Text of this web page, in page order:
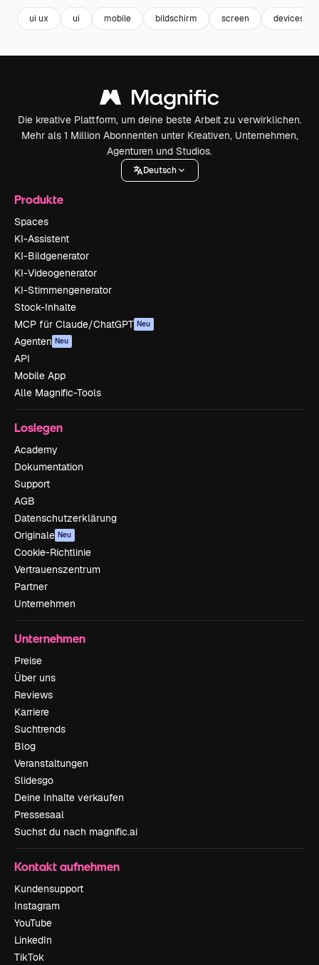
ui ux ui mobile bildschirm screen devices
Die kreative Plattform, um deine beste Arbeit zu verwirklichen.
Mehr als 1 Million Abonnenten unter Kreativen, Unternehmen,
Agenturen und Studios.
Deutsch
Produkte
Spaces
KI-Assistent
KI-Bildgenerator
KI-Videogenerator
KI-Stimmengenerator
Stock-Inhalte
MCP für Claude/ChatGPT Neu
Agenten Neu
API
Mobile App
Alle Magnific-Tools
Loslegen
Academy
Dokumentation
Support
AGB
Datenschutzerklärung
Originale Neu
Cookie-Richtlinie
Vertrauenszentrum
Partner
Unternehmen
Unternehmen
Preise
Über uns
Reviews
Karriere
Suchtrends
Blog
Veranstaltungen
Slidesgo
Deine Inhalte verkaufen
Pressesaal
Suchst du nach magnific.ai
Kontakt aufnehmen
Kundensupport
Instagram
YouTube
LinkedIn
TikTok